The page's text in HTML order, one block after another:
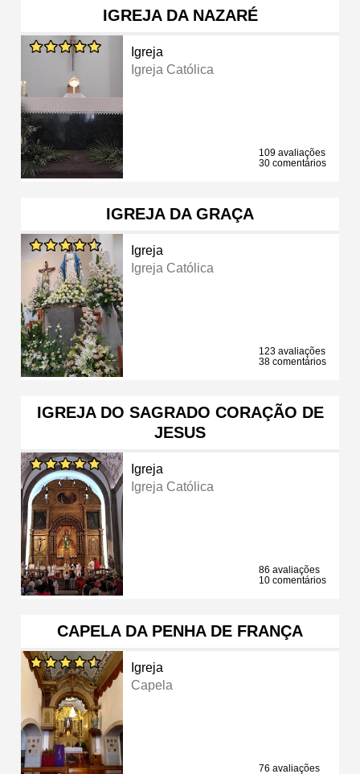
IGREJA DA NAZARÉ
Igreja
Igreja Católica
109 avaliações
30 comentários
IGREJA DA GRAÇA
Igreja
Igreja Católica
123 avaliações
38 comentários
IGREJA DO SAGRADO CORAÇÃO DE
JESUS
Igreja
Igreja Católica
86 avaliações
10 comentários
CAPELA DA PENHA DE FRANÇA
Igreja
Capela
76 avaliações